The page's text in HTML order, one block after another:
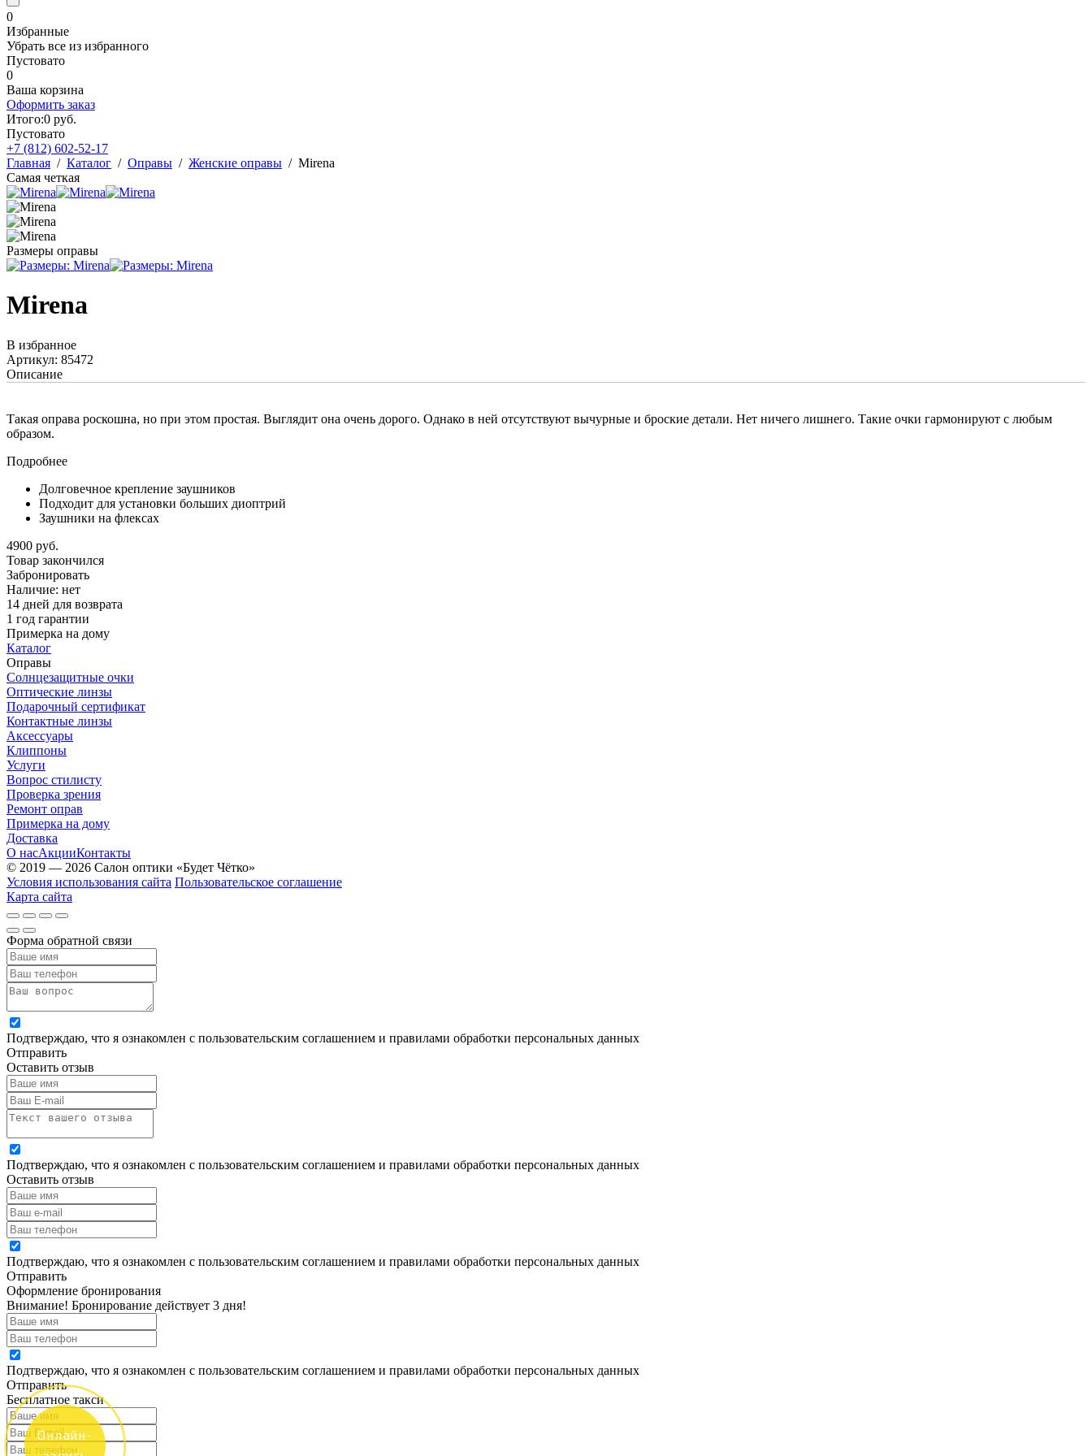
0
Избранные
Убрать все из избранного
Пустовато
0
Ваша корзина
Оформить заказ
Итого:0 руб.
Пустовато
+7 (812) 602-52-17
Главная / Каталог / Оправы / Женские оправы / Mirena
Самая четкая
Размеры оправы
Mirena
В избранное
Артикул: 85472
Описание
Такая оправа роскошна, но при этом простая. Выглядит она очень дорого. Однако в ней отсутствуют вычурные и броские детали. Нет ничего лишнего. Такие очки гармонируют с любым
образом.
Подробнее
Долговечное крепление заушников
Подходит для установки больших диоптрий
Заушники на флексах
4900 руб.
Товар закончился
Забронировать
Наличие: нет
14 дней для возврата
1 год гарантии
Примерка на дому
Каталог
Оправы
Солнцезащитные очки
Оптические линзы
Подарочный сертификат
Контактные линзы
Аксессуары
Клиппоны
Услуги
Вопрос стилисту
Проверка зрения
Ремонт оправ
Примерка на дому
Доставка
О насАкцииКонтакты
© 2019 — 2026 Салон оптики «Будет Чётко»
Условия использования сайта Пользовательское соглашение
Карта сайта
Форма обратной связи
Подтверждаю, что я ознакомлен с пользовательским соглашением и правилами обработки персональных данных
Отправить
Оставить отзыв
Подтверждаю, что я ознакомлен с пользовательским соглашением и правилами обработки персональных данных
Оставить отзыв
Подтверждаю, что я ознакомлен с пользовательским соглашением и правилами обработки персональных данных
Отправить
Оформление бронирования
Внимание! Бронирование действует 3 дня!
Подтверждаю, что я ознакомлен с пользовательским соглашением и правилами обработки персональных данных
Отправить
Бесплатное такси
Онлайн-